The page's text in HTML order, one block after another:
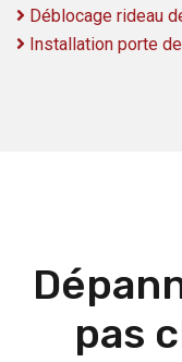
Déblocage rideau
Installation porte
pas